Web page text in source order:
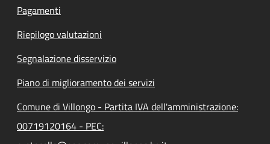
Pagamenti
Riepilogo valutazioni
Segnalazione disservizio
Piano di miglioramento dei servizi
Comune di Villongo - Partita IVA dell'amministrazione:
00719120164 - PEC: